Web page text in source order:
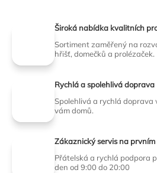
Široká nabídka kvalitních
Sortiment zaměřený na
hřišť, domečků a prolézaček.
Rychlá a spolehlivá doprava
Spolehlivá a rychlá doprava
vám domů.
Zákaznický servis na prvním
Přátelská a rychlá podpora
den od 9:00 do 20:00